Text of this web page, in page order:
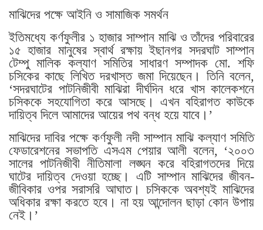
মাঝিদের পক্ষে আইনি ও সামাজিক সমর্থন
ইতিমধ্যে কর্ণফুলীর ১ হাজার সাম্পান মাঝি ও তাঁদের পরিবারের
১৫ হাজার মানুষের স্বার্থ রক্ষায় ইছানগর সদরঘাট সাম্পান
টেম্পু মালিক কল্যাণ সমিতির সাধারণ সম্পাদক মো. শফি
চসিকের কাছে লিখিত দরখাস্ত জমা দিয়েছেন। তিনি বলেন,
‘সদরঘাটের পাটনিজীবী মাঝিরা দীর্ঘদিন ধরে খাস কালেকশনে
চসিককে সহযোগিতা করে আসছে। এখন বহিরাগত কাউকে
দায়িত্ব দিলে আমাদের আয়ের পথ বন্ধ হয়ে যাবে।’
মাঝিদের দাবির পক্ষে কর্ণফুলী নদী সাম্পান মাঝি কল্যাণ সমিতি
ফেডারেশনের সভাপতি এসএম পেয়ার আলী বলেন, ‘২০০৩
সালের পাটনিজীবী নীতিমালা লঙ্ঘন করে বহিরাগতদের দিয়ে
ঘাটের দায়িত্ব দেওয়া হচ্ছে। এটি সাম্পান মাঝিদের জীবন-
জীবিকার ওপর সরাসরি আঘাত। চসিককে অবশ্যই মাঝিদের
অধিকার রক্ষা করতে হবে। না হয় আন্দোলন ছাড়া কোন উপায়
নেই।’